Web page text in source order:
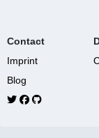
Contact
Imprint
Blog